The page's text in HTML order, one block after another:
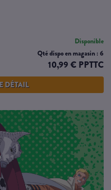
Disponible
Qté dispo en magasin : 6
10,99 € PPTTC
DÉTAIL